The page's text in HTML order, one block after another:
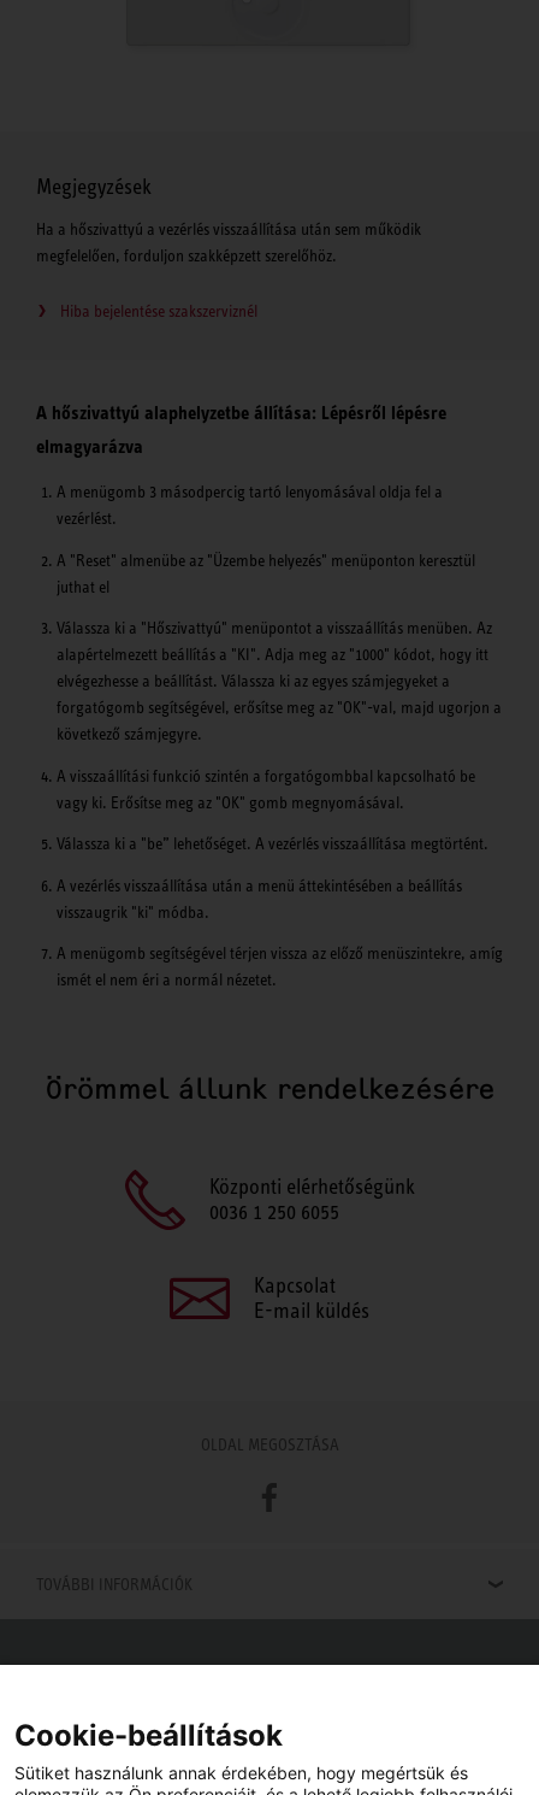
Megjegyzések
Ha a hőszivattyú a vezérlés visszaállítása után sem működik
megfelelően, forduljon szakképzett szerelőhöz.
Hiba bejelentése szakszerviznél
A hőszivattyú alaphelyzetbe állítása: Lépésről lépésre
elmagyarázva
A menügomb 3 másodpercig tartó lenyomásával oldja fel a
vezérlést.
A "Reset" almenübe az "Üzembe helyezés" menüponton keresztül
juthat el
Válassza ki a "Hőszivattyú" menüpontot a visszaállítás menüben. Az
alapértelmezett beállítás a "KI". Adja meg az "1000" kódot, hogy itt
elvégezhesse a beállítást. Válassza ki az egyes számjegyeket a
forgatógomb segítségével, erősítse meg az "OK"-val, majd ugorjon a
következő számjegyre.
A visszaállítási funkció szintén a forgatógombbal kapcsolható be
vagy ki. Erősítse meg az "OK" gomb megnyomásával.
Válassza ki a "be” lehetőséget. A vezérlés visszaállítása megtörtént.
A vezérlés visszaállítása után a menü áttekintésében a beállítás
visszaugrik "ki" módba.
A menügomb segítségével térjen vissza az előző menüszintekre, amíg
ismét el nem éri a normál nézetet.
Örömmel állunk rendelkezésére
Központi elérhetőségünk
0036 1 250 6055
Kapcsolat
E-mail küldés
OLDAL MEGOSZTÁSA
Facebook
TOVÁBBI INFORMÁCIÓK
Viszonteladót keres az Ön közelében? Nem probléma.
Cookie-beállítások
Sütiket használunk annak érdekében, hogy megértsük és